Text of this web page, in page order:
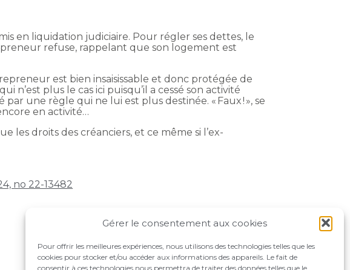
Gérer le consentement aux cookies
Pour offrir les meilleures expériences, nous utilisons des technologies telles que les
cookies pour stocker et/ou accéder aux informations des appareils. Le fait de
consentir à ces technologies nous permettra de traiter des données telles que le
en liquidation judiciaire. Pour régler ses dettes, le
refuse, rappelant que son logement est
est bien insaisissable et donc protégée de
plus le cas ici puisqu’il a cessé son activité
une règle qui ne lui est plus destinée. « Faux ! », se
en activité…
les droits des créanciers, et ce même si l’ex-
no 22-13482